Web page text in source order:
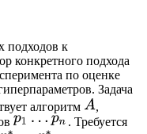
подходов к
конкретного подхода
по оценке
Задача
алгоритм
,
. Требуется